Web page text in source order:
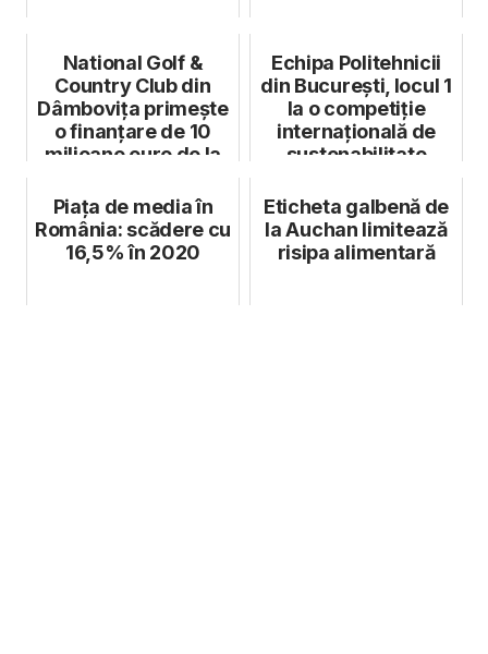
National Golf &
Country Club din
Dâmbovița primește
o finanțare de 10
milioane euro de la
Echipa Politehnicii
din București, locul 1
la o competiție
internațională de
sustenabilitate
Piața de media în
România: scădere cu
16,5% în 2020
Eticheta galbenă de
la Auchan limitează
risipa alimentară